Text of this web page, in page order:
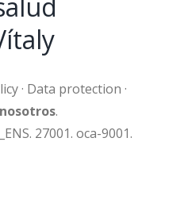
· Data protection ·
.
27001. oca-9001.